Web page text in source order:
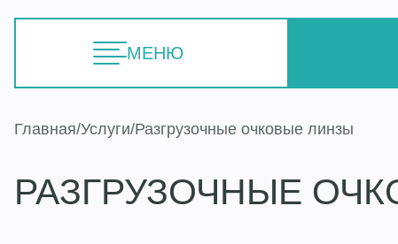
МЕНЮ
Главная Услуги Разгрузочные очковые линзы
РАЗГРУЗОЧНЫЕ